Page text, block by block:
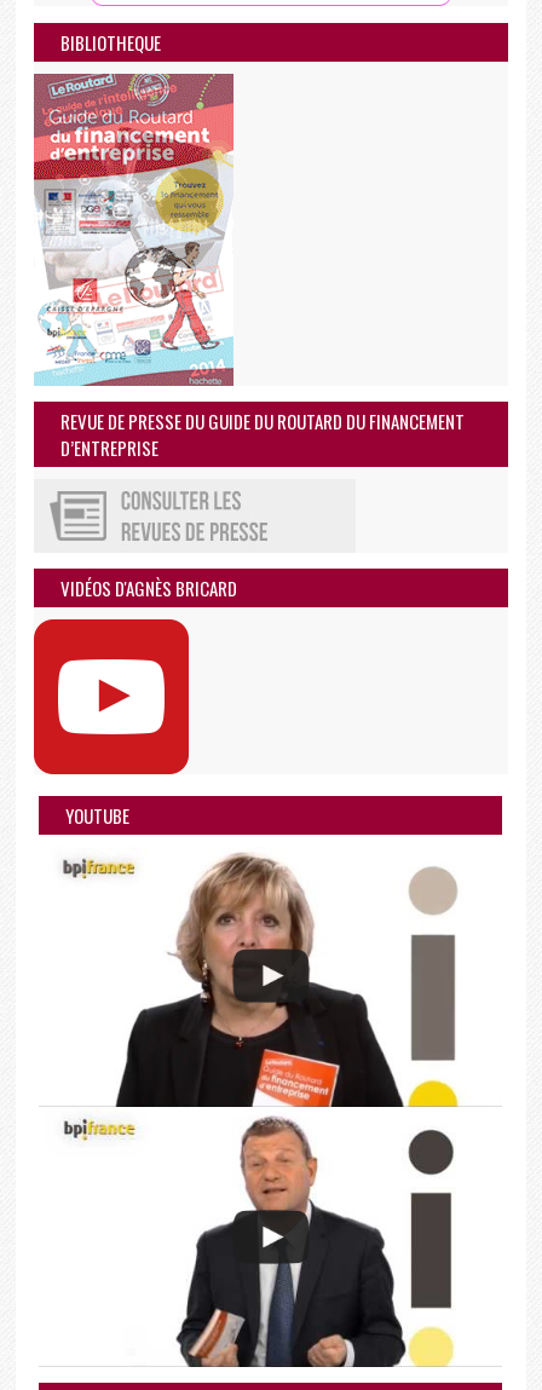
BIBLIOTHEQUE
REVUE DE PRESSE DU GUIDE DU ROUTARD DU FINANCEMENT
D’ENTREPRISE
VIDÉOS D'AGNÈS BRICARD
YOUTUBE